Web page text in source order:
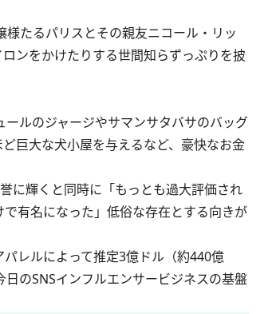
たるパリスとその親友ニコール・リッ
ンをかけたりする世間知らずっぷりを披
ルのジャージやサマンサタバサのバッグ
巨大な犬小屋を与えるなど、豪快なお金
に輝くと同時に「もっとも過大評価され
有名になった」低俗な存在とする向きが
レルによって推定3億ドル（約440億
のSNSインフルエンサービジネスの基盤